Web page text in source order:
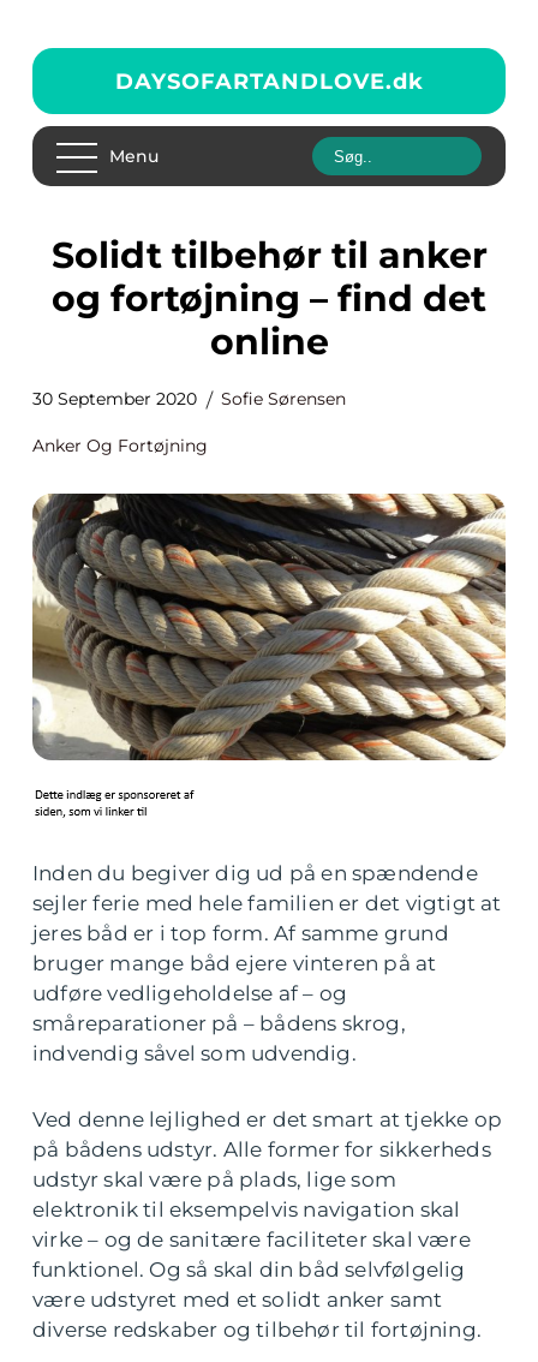
DAYSOFARTANDLOVE.dk
Menu
Solidt tilbehør til anker
og fortøjning – find det
online
30 September 2020 Sofie Sørensen
Anker Og Fortøjning
Inden du begiver dig ud på en spændende
sejler ferie med hele familien er det vigtigt at
jeres båd er i top form. Af samme grund
bruger mange båd ejere vinteren på at
udføre vedligeholdelse af – og
småreparationer på – bådens skrog,
indvendig såvel som udvendig.
Ved denne lejlighed er det smart at tjekke op
på bådens udstyr. Alle former for sikkerheds
udstyr skal være på plads, lige som
elektronik til eksempelvis navigation skal
virke – og de sanitære faciliteter skal være
funktionel. Og så skal din båd selvfølgelig
være udstyret med et solidt anker samt
diverse redskaber og tilbehør til fortøjning.